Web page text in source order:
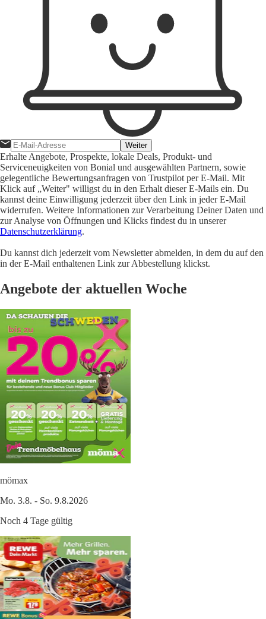
Weiter
Erhalte Angebote, Prospekte, lokale Deals, Produkt- und
Serviceneuigkeiten von Bonial und ausgewählten Partnern, sowie
gelegentliche Bewertungsanfragen von Trustpilot per E-Mail. Mit
Klick auf „Weiter" willigst du in den Erhalt dieser E-Mails ein. Du
kannst deine Einwilligung jederzeit über den Link in jeder E-Mail
widerrufen. Weitere Informationen zur Verarbeitung Deiner Daten und
zur Analyse von Öffnungen und Klicks findest du in unserer
Datenschutzerklärung.
Du kannst dich jederzeit vom Newsletter abmelden, in dem du auf den
in der E-Mail enthaltenen Link zur Abbestellung klickst.
Angebote der aktuellen Woche
mömax
Mo. 3.8. - So. 9.8.2026
Noch 4 Tage gültig